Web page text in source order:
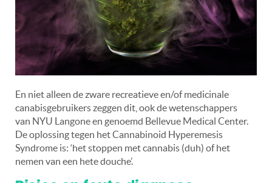
En niet alleen de zware recreatieve en/of medicinale
canabisgebruikers zeggen dit, ook de wetenschappers
van NYU Langone en genoemd Bellevue Medical Center.
De oplossing tegen het Cannabinoid Hyperemesis
Syndrome is: ‘het stoppen met cannabis (duh) of het
nemen van een hete douche’.